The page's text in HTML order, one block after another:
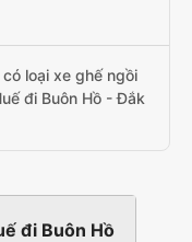
loại xe ghế ngồi
đi Buôn Hồ - Đắk
đi Buôn Hồ